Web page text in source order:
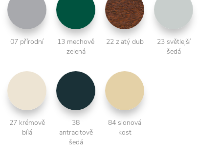
07 přírodní
13 mechově
zelená
22 zlatý dub
23 světlejší
šedá
27 krémově
bílá
38
antracitově
šedá
84 slonová
kost